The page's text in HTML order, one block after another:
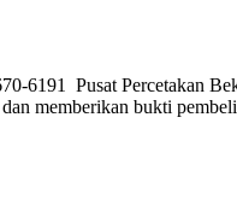
6191 Pusat Percetakan
memberikan bukti